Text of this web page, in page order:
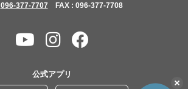
096-377-7707 FAX : 096-377-7708
YouTube
ン
Instagram
Facebook
公式アプリ